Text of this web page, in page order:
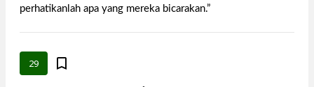
perhatikanlah apa yang mereka bicarakan.”
29